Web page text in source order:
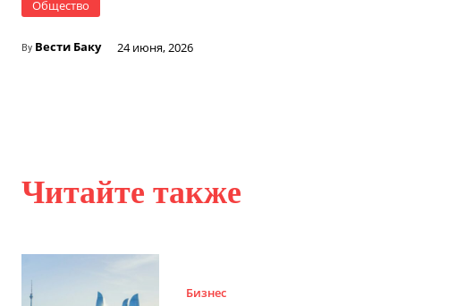
Общество
By Вести Баку 24 июня, 2026
Читайте также
Бизнес